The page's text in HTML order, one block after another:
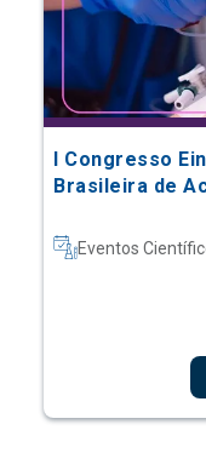
I Congresso
Brasileira de
Eventos